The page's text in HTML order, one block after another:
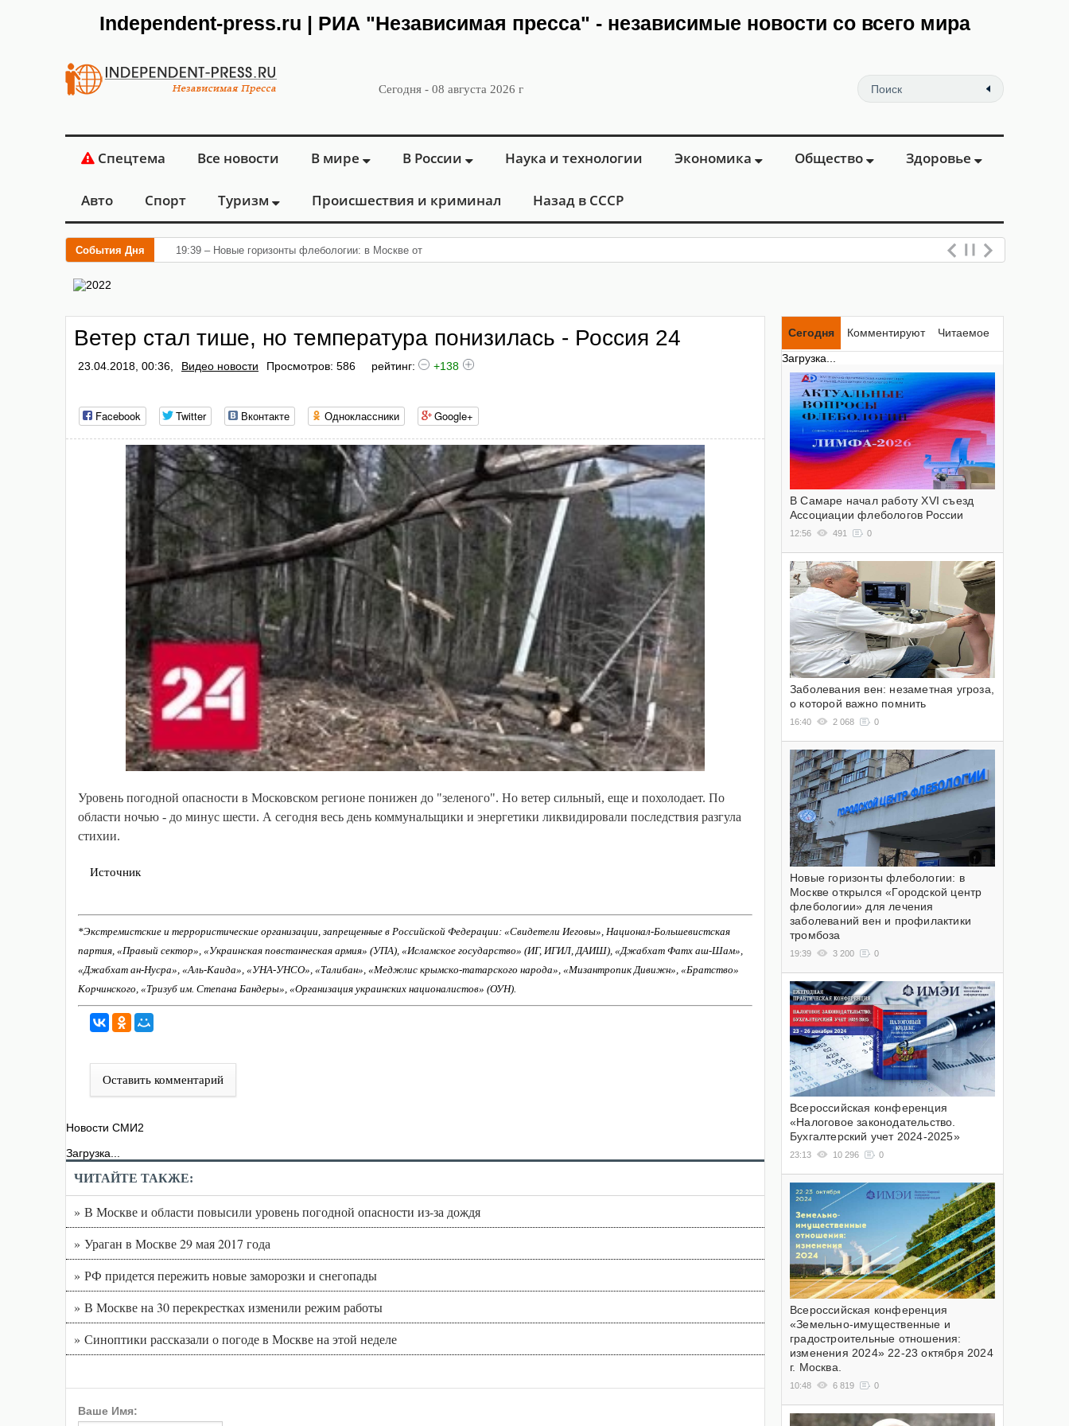
Independent-press.ru | РИА "Независимая пресса" - независимые новости со всего мира
Сегодня - 08 августа 2026 г
Спецтема Все новости В мире В России Наука и технологии Экономика Общество Здоровье
Авто Спорт Туризм Происшествия и криминал Назад в СССР
События Дня 19:39 – Новые горизонты флебологии: в Москве открылся «Городской центр фле
Ветер стал тише, но температура понизилась - Россия 24
23.04.2018, 00:36, Видео новости Просмотров: 586 рейтинг: +138
Facebook Twitter Вконтакте Одноклассники Google+
Уровень погодной опасности в Московском регионе понижен до "зеленого". Но ветер сильный, еще и похолодает. По
области ночью - до минус шести. А сегодня весь день коммунальщики и энергетики ликвидировали последствия разгула
стихии.
Источник
*Экстремистские и террористические организации, запрещенные в Российской Федерации: «Свидетели Иеговы», Национал-Большевистская
партия, «Правый сектор», «Украинская повстанческая армия» (УПА), «Исламское государство» (ИГ, ИГИЛ, ДАИШ), «Джабхат Фатх аш-Шам»,
«Джабхат ан-Нусра», «Аль-Каида», «УНА-УНСО», «Талибан», «Меджлис крымско-татарского народа», «Мизантропик Дивижн», «Братство»
Корчинского, «Тризуб им. Степана Бандеры», «Организация украинских националистов» (ОУН).
Оставить комментарий
Новости СМИ2
Загрузка...
ЧИТАЙТЕ ТАКЖЕ:
» В Москве и области повысили уровень погодной опасности из-за дождя
» Ураган в Москве 29 мая 2017 года
» РФ придется пережить новые заморозки и снегопады
» В Москве на 30 перекрестках изменили режим работы
» Синоптики рассказали о погоде в Москве на этой неделе
Ваше Имя:
Сегодня Комментируют
Читаемое
Загрузка...
В Самаре начал работу XVI съезд
Ассоциации флебологов России
12:56 491 0
Заболевания вен: незаметная угроза,
о которой важно помнить
16:40 2 068 0
Новые горизонты флебологии: в
Москве открылся «Городской центр
флебологии» для лечения
заболеваний вен и профилактики
тромбоза
19:39 3 200 0
Всероссийская конференция
«Налоговое законодательство.
Бухгалтерский учет 2024-2025»
23:13 10 296 0
Всероссийская конференция
«Земельно-имущественные и
градостроительные отношения:
изменения 2024» 22-23 октября 2024
г. Москва.
10:48 6 819 0